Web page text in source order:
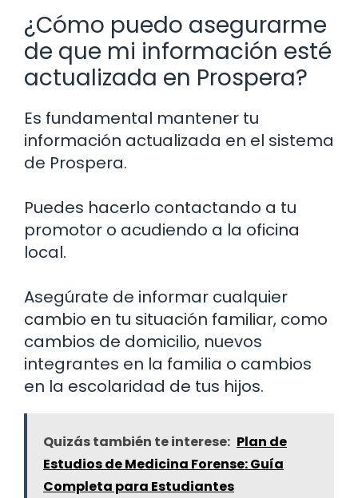
¿Cómo puedo asegurarme
de que mi información esté
actualizada en Prospera?
Es fundamental mantener tu
información actualizada en el sistema
de Prospera.
Puedes hacerlo contactando a tu
promotor o acudiendo a la oficina
local.
Asegúrate de informar cualquier
cambio en tu situación familiar, como
cambios de domicilio, nuevos
integrantes en la familia o cambios
en la escolaridad de tus hijos.
Quizás también te interese: Plan de
Estudios de Medicina Forense: Guía
Completa para Estudiantes